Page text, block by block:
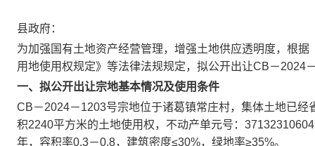
县政府：
为加强国有土地资产经营管理，增强土地供应透明度，根
用地使用权规定》等法律法规规定，拟公开出让CB－2024
一、拟公开出让宗地基本情况及使用条件
CB－2024－1203号宗地位于诸葛镇常庄村，集体土地已
积2240平方米的土地使用权，不动产单元号：
年，容积率0.3－0.8，建筑密度≤30%，绿地率≥35%。